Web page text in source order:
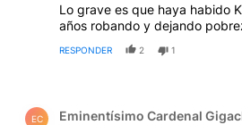
Lo grave es que haya habido
años robando y dejando
RESPONDER 2 1
EC Eminentísimo Cardenal